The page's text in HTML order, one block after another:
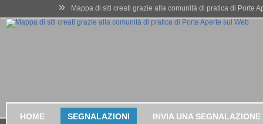
» Mappa di siti creati grazie alla comunità di pratica di Porte
HOME SEGNALAZIONI INVIA UNA SEGNALAZIONE